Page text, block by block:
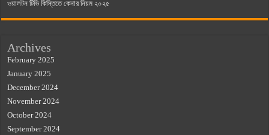
ওয়ালটন টিভি কিস্তিতে কেনার নিয়ম ২০২৫
Archives
February 2025
January 2025
December 2024
November 2024
October 2024
September 2024